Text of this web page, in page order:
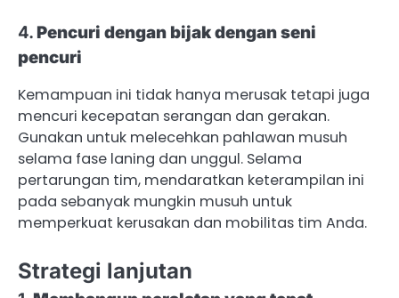
4.Pencuri dengan bijak dengan seni
pencuri
Kemampuan ini tidak hanya merusak tetapi juga
mencuri kecepatan serangan dan gerakan.
Gunakan untuk melecehkan pahlawan musuh
selama fase laning dan unggul. Selama
pertarungan tim, mendaratkan keterampilan ini
pada sebanyak mungkin musuh untuk
memperkuat kerusakan dan mobilitas tim Anda.
Strategi lanjutan